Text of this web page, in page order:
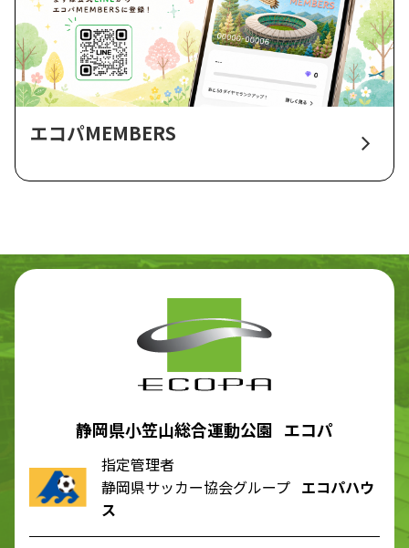
エコパMEMBERS
静岡県小笠山総合運動公園 エコパ
指定管理者
静岡県サッカー協会グループ エコパハウ
ス